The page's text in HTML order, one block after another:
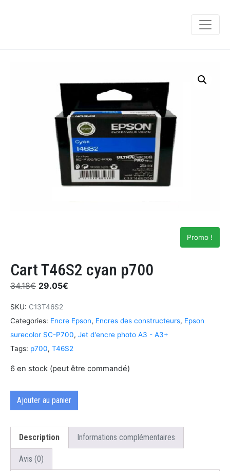
Promo !
Cart T46S2 cyan p700
34.18€ 29.05€
SKU: C13T46S2
Categories: Encre Epson, Encres des constructeurs, Epson
surecolor SC-P700, Jet d'encre photo A3 - A3+
Tags: p700, T46S2
6 en stock (peut être commandé)
Ajouter au panier
Description Informations complémentaires
Avis (0)